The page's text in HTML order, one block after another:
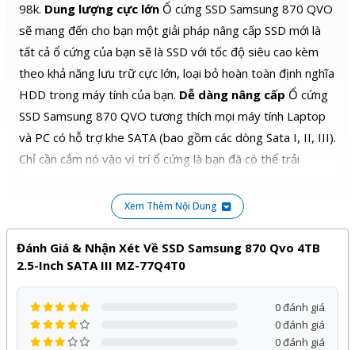
98k. Dung lượng cực lớn Ổ cứng SSD Samsung 870 QVO
sẽ mang đến cho bạn một giải pháp nâng cấp SSD mới là
tất cả ổ cứng của bạn sẽ là SSD với tốc độ siêu cao kèm
theo khả năng lưu trữ cực lớn, loại bỏ hoàn toàn định nghĩa
HDD trong máy tính của bạn. Dễ dàng nâng cấp Ổ cứng
SSD Samsung 870 QVO tương thích mọi máy tính Laptop
và PC có hỗ trợ khe SATA (bao gồm các dòng Sata I, II, III).
Chỉ cần cắm nó vào vị trí ổ cứng là bạn đã có thể trải
SSD Samsung 870 Qvo 4TB 2.5-Inch SATA III
MZ-77Q4T0củaSamsungphân phối bởi Kỹ Thuật Vtech
được cam kết chính hãng, giá tốt và bảo hành12 tháng, đi
kèm với nhiều chương trình ưu đãi hấp dẫn khác.
Quý khách hàng hoàn toàn yên tâm khi lựa chọn sử dụng
sản phẩm, dịch vụ tại Kỹ Thuật Vtech.
Xem Thêm Nội Dung
Đánh Giá & Nhận Xét Về SSD Samsung 870 Qvo 4TB
2.5-Inch SATA III MZ-77Q4T0
0 đánh giá
0 đánh giá
0 đánh giá